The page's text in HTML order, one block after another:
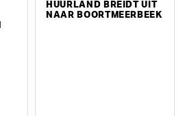
HUURLAND BREIDT UIT
NAAR BOORTMEERBEEK